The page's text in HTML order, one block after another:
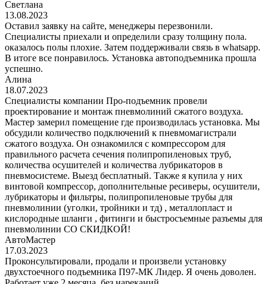
Светлана
13.08.2023
Оставил заявку на сайте, менеджеры перезвонили.
Специалисты приехали и определили сразу толщину пола.
оказалось полы плохие. Затем поддерживали связь в whatsapp.
В итоге все понравилось. Установка автоподъемника прошла
успешно.
Алина
18.07.2023
Специалисты компании Про-подъемник провели
проектирование и монтаж пневмолиний сжатого воздуха.
Мастер замерил помещение где производилась установка. Мы
обсудили количество подключений к пневмомагистрали
сжатого воздуха. Он ознакомился с компрессором для
правильного расчета сечения полипропиленовых труб,
количества осушителей и количества лубрикаторов в
пневмосистеме. Выезд бесплатный. Также я купила у них
винтовой компрессор, дополнительные ресиверы, осушители,
лубрикаторы и фильтры, полипропиленовые трубы для
пневмолинии (уголки, тройники и тд) , металлопласт и
кислородные шланги , фитинги и быстросъемные разъемы для
пневмолинии СО СКИДКОЙ!
АвтоМастер
17.03.2023
Проконсультировали, продали и произвели установку
двухстоечного подъемника П97-МК Лидер. Я очень доволен.